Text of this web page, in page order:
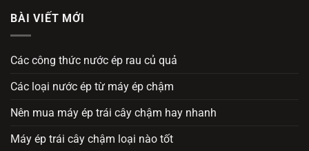
BÀI VIẾT MỚI
Các công thức nước ép rau củ quả
Các loại nước ép từ máy ép chậm
Nên mua máy ép trái cây chậm hay nhanh
Máy ép trái cây chậm loại nào tốt